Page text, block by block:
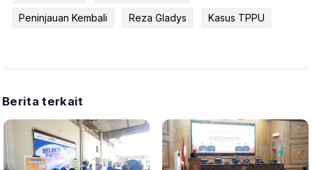
Peninjauan Kembali Reza Gladys Kasus TPPU
Berita terkait